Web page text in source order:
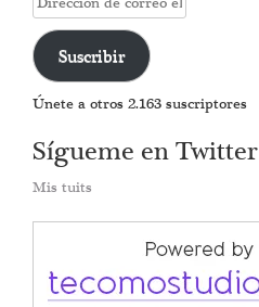
de
correo
electrónico
Suscribir
Únete a otros 2.163 suscriptores
Sígueme en Twitter
Mis tuits